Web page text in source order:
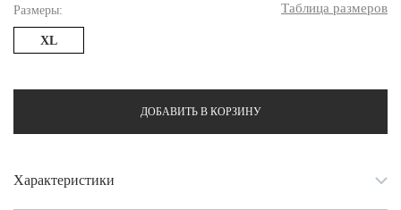
Размеры: Таблица размеров
XL
ДОБАВИТЬ В КОРЗИНУ
Характеристики